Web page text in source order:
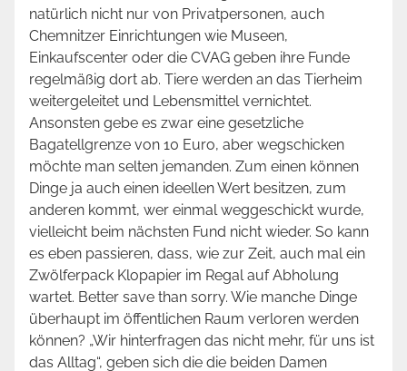
natürlich nicht nur von Privatpersonen, auch
Chemnitzer Einrichtungen wie Museen,
Einkaufscenter oder die CVAG geben ihre Funde
regelmäßig dort ab. Tiere werden an das Tierheim
weitergeleitet und Lebensmittel vernichtet.
Ansonsten gebe es zwar eine gesetzliche
Bagatellgrenze von 10 Euro, aber wegschicken
möchte man selten jemanden. Zum einen können
Dinge ja auch einen ideellen Wert besitzen, zum
anderen kommt, wer einmal weggeschickt wurde,
vielleicht beim nächsten Fund nicht wieder. So kann
es eben passieren, dass, wie zur Zeit, auch mal ein
Zwölferpack Klopapier im Regal auf Abholung
wartet. Better save than sorry. Wie manche Dinge
überhaupt im öffentlichen Raum verloren werden
können? „Wir hinterfragen das nicht mehr, für uns ist
das Alltag“, geben sich die die beiden Damen